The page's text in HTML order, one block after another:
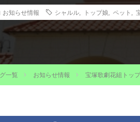
お知らせ情報 シャルル, トップ娘 ペット
一覧 お知らせ情報 宝塚歌劇花組トッ